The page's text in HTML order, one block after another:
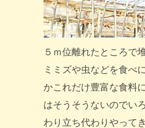
５ｍ位離れたところで
ミミズや虫などを食べ
かこれだけ豊富な食料
はそうそうないのでい
わり立ち代わりやって